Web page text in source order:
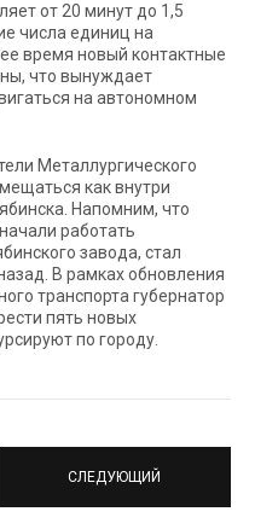
от 20 минут до 1,5
числа единиц на
время новый контактные
что вынуждает
на автономном
Металлургического
как внутри
Напомним, что
работать
завода, стал
В рамках обновления
транспорта губернатор
пять новых
по городу.
СЛЕДУЮЩИЙ